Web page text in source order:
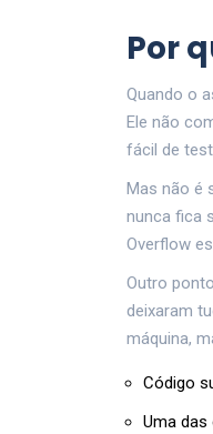
Por
Quando o
Ele não
fácil de
Mas não é
nunca fica
Overflow
Outro
deixaram
máquina,
Código
Uma